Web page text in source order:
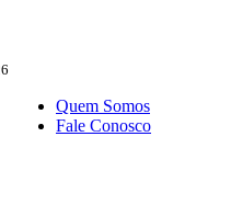
Quem Somos
Fale Conosco